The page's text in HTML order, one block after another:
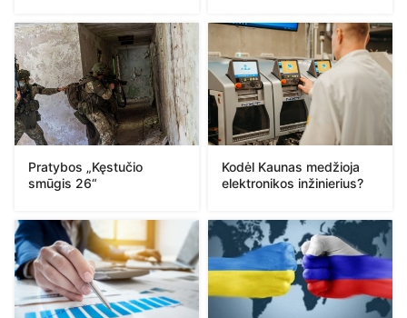
Pratybos „Kęstučio
smūgis 26“
Kodėl Kaunas medžioja
elektronikos inžinierius?